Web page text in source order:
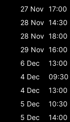
27 Nov 17:00
28 Nov 14:30
28 Nov 18:00
29 Nov 16:00
6 Dec
13:00
4 Dec
09:30
4 Dec
13:00
5 Dec
10:30
5 Dec
14:00